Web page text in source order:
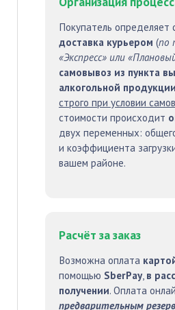
Покупатель определяет
доставка курьером (по
«Экспресс» или
самовывоз из пункта
алкогольной продукции
строго при условии
стоимости происходит
двух переменных:
и коэффициента
вашем районе.
Расчёт за заказ
Возможна оплата
помощью SberPay, в
получении. Оплата
предварительным